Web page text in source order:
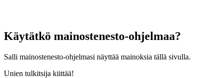
Käytätkö mainostenesto-ohjelmaa?
Salli mainostenesto-ohjelmasi näyttää mainoksia tällä sivulla.
Unien tulkitsija kiittää!